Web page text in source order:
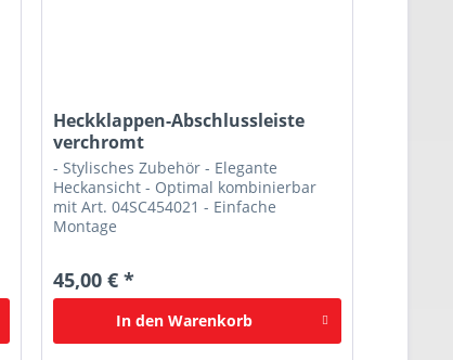
Heckklappen-Abschlussleiste
verchromt
- Stylisches Zubehör - Elegante
Heckansicht - Optimal kombinierbar
mit Art. 04SC454021 - Einfache
Montage
45,00 € *
In den Warenkorb